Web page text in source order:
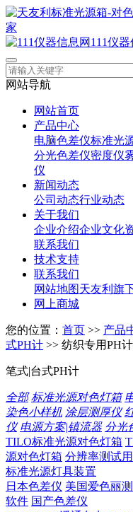
111仪器
网站导航
网站首页
产品中心
电脑色差仪标准光
分光色差仪密度仪
仪
新闻动态
公司动态行业动态
关于我们
企业介绍企业文化
联系我们
技术支持
联系我们
网站地图天友利旗
网上商城
您的位置： 首页 >> 产品
式PH计 >> 纺织专用PH
笔式|台式PH计
全部 标准光源对色灯箱
染色小样机 涂层测厚仪
仪 电源方案|镇流器 分光
TILO标准光源对色灯箱
源对色灯箱 分辨率测试
标准光源灯具装置
日本色差仪 美国爱色丽
软件 国产色差仪